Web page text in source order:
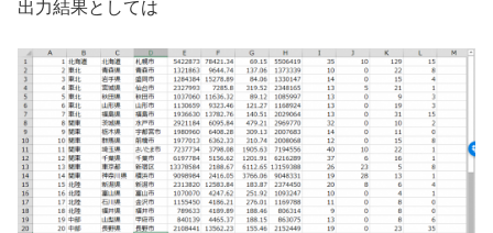
出力結果としては